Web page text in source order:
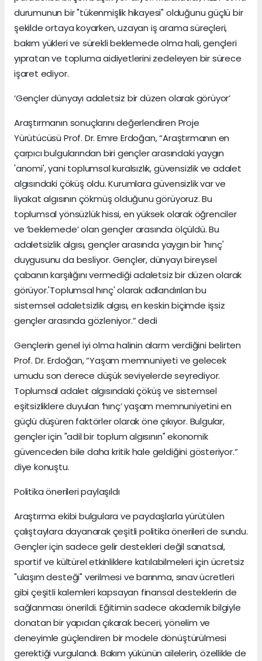
durumunun bir "tükenmişlik hikayesi" olduğunu güçlü bir
şekilde ortaya koyarken, uzayan iş arama süreçleri,
bakım yükleri ve sürekli beklemede olma hali, gençleri
yıpratan ve topluma aidiyetlerini zedeleyen bir sürece
işaret ediyor.
‘Gençler dünyayı adaletsiz bir düzen olarak görüyor’
Araştırmanın sonuçlarını değerlendiren Proje
Yürütücüsü Prof. Dr. Emre Erdoğan, “Araştırmanın en
çarpıcı bulgularından biri gençler arasındaki yaygın
'anomi', yani toplumsal kuralsızlık, güvensizlik ve adalet
algısındaki çöküş oldu. Kurumlara güvensizlik var ve
liyakat algısının çökmüş olduğunu görüyoruz. Bu
toplumsal yönsüzlük hissi, en yüksek olarak öğrenciler
ve ‘beklemede’ olan gençler arasında ölçüldü. Bu
adaletsizlik algısı, gençler arasında yaygın bir 'hınç'
duygusunu da besliyor. Gençler, dünyayı bireysel
çabanın karşılığını vermediği adaletsiz bir düzen olarak
görüyor.'Toplumsal hınç' olarak adlandırılan bu
sistemsel adaletsizlik algısı, en keskin biçimde işsiz
gençler arasında gözleniyor.” dedi
Gençlerin genel iyi olma halinin alarm verdiğini belirten
Prof. Dr. Erdoğan, “Yaşam memnuniyeti ve gelecek
umudu son derece düşük seviyelerde seyrediyor.
Toplumsal adalet algısındaki çöküş ve sistemsel
eşitsizliklere duyulan ‘hınç’ yaşam memnuniyetini en
güçlü düşüren faktörler olarak öne çıkıyor. Bulgular,
gençler için "adil bir toplum algısının" ekonomik
güvenceden bile daha kritik hale geldiğini gösteriyor.”
diye konuştu.
Politika önerileri paylaşıldı
Araştırma ekibi bulgulara ve paydaşlarla yürütülen
çalıştaylara dayanarak çeşitli politika önerileri de sundu.
Gençler için sadece gelir destekleri değil sanatsal,
sportif ve kültürel etkinliklere katılabilmeleri için ücretsiz
"ulaşım desteği" verilmesi ve barınma, sınav ücretleri
gibi çeşitli kalemleri kapsayan finansal desteklerin de
sağlanması önerildi. Eğitimin sadece akademik bilgiyle
donatan bir yapıdan çıkarak beceri, yönelim ve
deneyimle güçlendiren bir modele dönüştürülmesi
gerektiği vurgulandı. Bakım yükünün ailelerin, özellikle de